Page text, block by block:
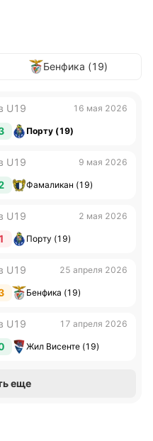
Бенфика (19)
U19 16 мая 2026
Порту (19)
U19 9 мая 2026
Фамаликан (19)
U19 2 мая 2026
Порту (19)
U19 25 апреля 2026
Бенфика (19)
U19 17 апреля 2026
Жил Висенте (19)
еще